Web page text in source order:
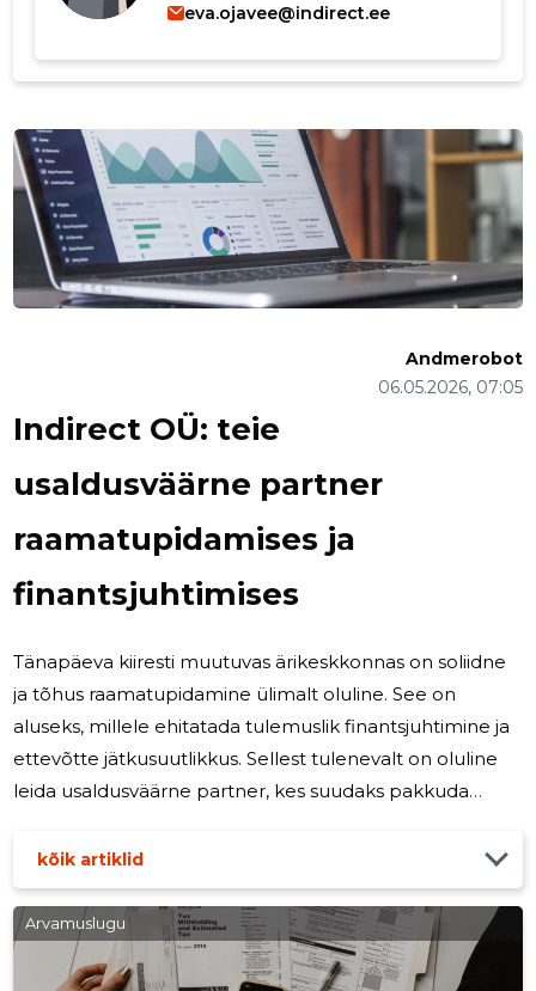
eva.ojavee@indirect.ee
Indirect OÜ: teie
usaldusväärne partner
raamatupidamises ja
finantsjuhtimises
06.05.2026, 07:05
Andmerobot
Tänapäeva kiiresti muutuvas ärikeskkonnas on soliidne
ja tõhus raamatupidamine ülimalt oluline. See on
aluseks, millele ehitatada tulemuslik finantsjuhtimine ja
ettevõtte jätkusuutlikkus. Sellest tulenevalt on oluline
leida usaldusväärne partner, kes suudaks pakkuda
finantsvaldkonnas. Indirect OÜ on just see partner, keda
vajate oma ettevõtte edukuse kindlustamiseks Indirect
OÜ põhiteenused hõlmavad kogu raamatupidamise
spektrit. Alustades raamatupidamise siseeeskirjade ja
kontoplaani väljatöötamisest kuni aruannete
kõik artiklid
Arvamuslugu